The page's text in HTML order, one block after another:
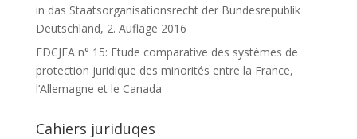
in das Staatsorganisationsrecht der Bundesrepublik
Deutschland, 2. Auflage 2016
EDCJFA n° 15: Etude comparative des systèmes de
protection juridique des minorités entre la France,
l’Allemagne et le Canada
Cahiers juriduqes